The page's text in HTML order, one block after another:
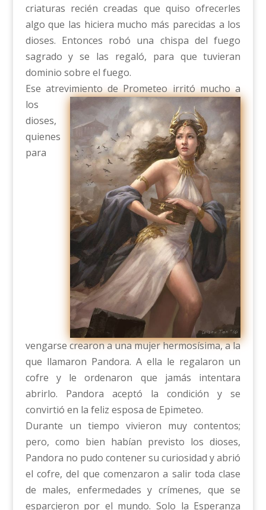
criaturas recién creadas que quiso ofrecerles
algo que las hiciera mucho más parecidas a los
dioses. Entonces robó una chispa del fuego
sagrado y se las regaló, para que tuvieran
dominio sobre el fuego.
Ese atrevimiento de Prometeo irritó mucho a
los
dioses,
quienes
para
vengarse crearon a una mujer hermosísima, a la
que llamaron Pandora. A ella le regalaron un
cofre y le ordenaron que jamás intentara
abrirlo. Pandora aceptó la condición y se
convirtió en la feliz esposa de Epimeteo.
Durante un tiempo vivieron muy contentos;
pero, como bien habían previsto los dioses,
Pandora no pudo contener su curiosidad y abrió
el cofre, del que comenzaron a salir toda clase
de males, enfermedades y crímenes, que se
esparcieron por el mundo. Solo la Esperanza